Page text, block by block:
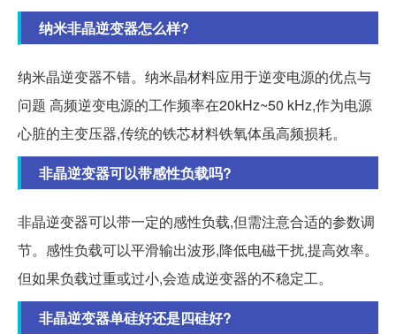
纳米非晶逆变器怎么样?
纳米晶逆变器不错。纳米晶材料应用于逆变电源的优点与
问题 高频逆变电源的工作频率在20kHz~50 kHz,作为电源
心脏的主变压器,传统的铁芯材料铁氧体虽高频损耗。
非晶逆变器可以带感性负载吗?
非晶逆变器可以带一定的感性负载,但需注意合适的参数调
节。感性负载可以平滑输出波形,降低电磁干扰,提高效率。
但如果负载过重或过小,会造成逆变器的不稳定工。
非晶逆变器单硅好还是四硅好?